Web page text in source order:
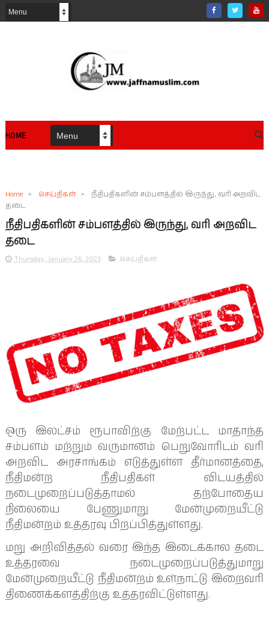
HOME
Home > செய்திகள் >
நீதிபதிகளின் சம்பளத்தில் இருந்து, வரி அறவிட
தடை
நீதிபதிகளின் சம்பளத்தில் இருந்து, வரி அறவிட
தடை
Thursday, January 26, 2023 செய்திகள்
ஒரு இலட்சம் ரூபாவிற்கு மேற்பட்ட மாதாந்த
சம்பளம் மற்றும் வருமானம் பெறுவோரிடம் வரி
அறவிட அரசாங்கம் எடுத்துள்ள தீர்மானத்தை,
நீதிமன்ற நீதிபதிகள் விடயத்தில்
நடைமுறைப்படுத்தாமல் தற்போதைய
நிலையை பேணுமாறு மேன்முறையீட்டு
நீதிமன்றம் உத்தரவு பிறப்பித்துள்ளது.
மறு அறிவித்தல் வரை இந்த இடைக்கால தடை
உத்தரவை நடைமுறைப்படுத்துமாறு
மேன்முறையீட்டு நீதிமன்றம் உள்நாட்டு இறைவரி
திணைக்களத்திற்கு உத்தரவிட்டுள்ளது.